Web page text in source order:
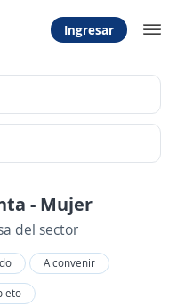
Ingresar
- Mujer
del sector
A convenir